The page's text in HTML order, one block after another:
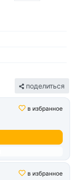
поделиться
в избранное
в избранное